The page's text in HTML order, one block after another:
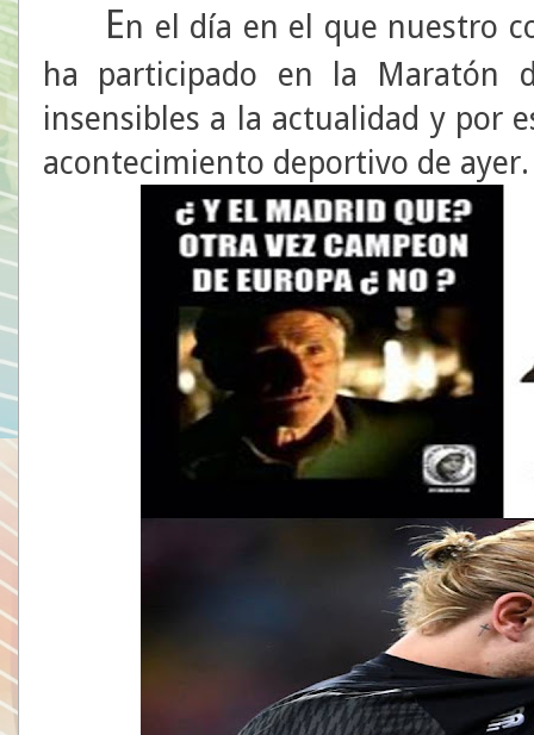
En el día en el que nuestro
ha participado en la Maratón
insensibles a la actualidad y por
acontecimiento deportivo de ayer.